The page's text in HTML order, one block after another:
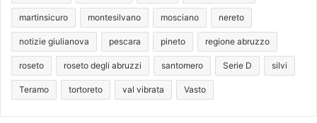
martinsicuro montesilvano mosciano nereto
notizie giulianova pescara pineto regione abruzzo
roseto roseto degli abruzzi santomero Serie D silvi
Teramo tortoreto val vibrata Vasto